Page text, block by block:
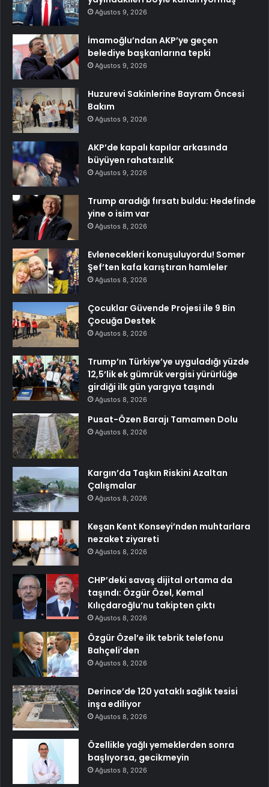
Ağustos 9, 2026
İmamoğlu’ndan AKP’ye geçen
belediye başkanlarına tepki
Ağustos 9, 2026
Huzurevi Sakinlerine Bayram Öncesi
Bakım
Ağustos 9, 2026
AKP’de kapalı kapılar arkasında
büyüyen rahatsızlık
Ağustos 9, 2026
Trump aradığı fırsatı buldu: Hedefinde
yine o isim var
Ağustos 8, 2026
Evlenecekleri konuşuluyordu! Somer
Şef’ten kafa karıştıran hamleler
Ağustos 8, 2026
Çocuklar Güvende Projesi ile 9 Bin
Çocuğa Destek
Ağustos 8, 2026
Trump’ın Türkiye’ye uyguladığı yüzde
12,5’lik ek gümrük vergisi yürürlüğe
girdiği ilk gün yargıya taşındı
Ağustos 8, 2026
Pusat-Özen Barajı Tamamen Dolu
Ağustos 8, 2026
Kargın’da Taşkın Riskini Azaltan
Çalışmalar
Ağustos 8, 2026
Keşan Kent Konseyi’nden muhtarlara
nezaket ziyareti
Ağustos 8, 2026
CHP’deki savaş dijital ortama da
taşındı: Özgür Özel, Kemal
Kılıçdaroğlu’nu takipten çıktı
Ağustos 8, 2026
Özgür Özel’e ilk tebrik telefonu
Bahçeli’den
Ağustos 8, 2026
Derince’de 120 yataklı sağlık tesisi
inşa ediliyor
Ağustos 8, 2026
Özellikle yağlı yemeklerden sonra
başlıyorsa, gecikmeyin
Ağustos 8, 2026